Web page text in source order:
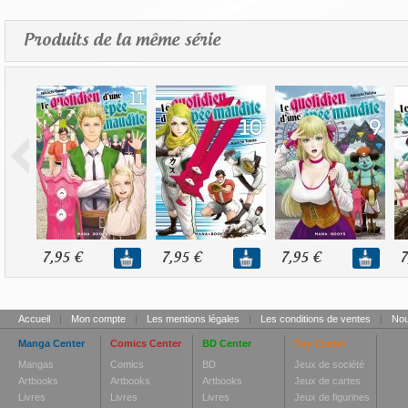
Produits de la même série
7,95 € 7,95 € 7,95 €
Accueil | Mon compte | Les mentions légales | Les conditions de ventes |
Manga Center
Mangas
Artbooks
Livres
Comics Center
Comics
Artbooks
Livres
BD Center
BD
Artbooks
Livres
Toy Center
Jeux de société
Jeux de cartes
Jeux de figurines